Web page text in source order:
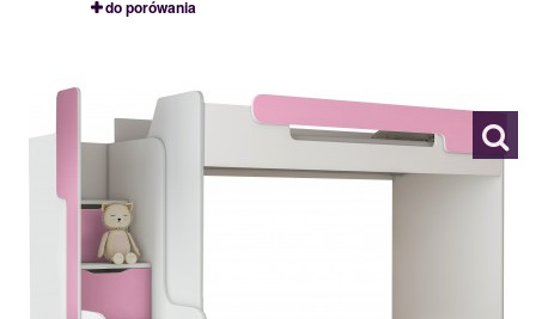
do porówania